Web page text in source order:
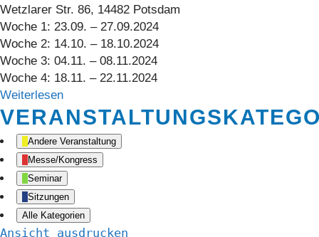
Wetzlarer Str. 86, 14482 Potsdam
Woche 1: 23.09. – 27.09.2024
Woche 2: 14.10. – 18.10.2024
Woche 3: 04.11. – 08.11.2024
Woche 4: 18.11. – 22.11.2024
Weiterlesen
Andere Veranstaltung
Messe/Kongress
Seminar
Sitzungen
Alle Kategorien
Ansicht ausdrucken